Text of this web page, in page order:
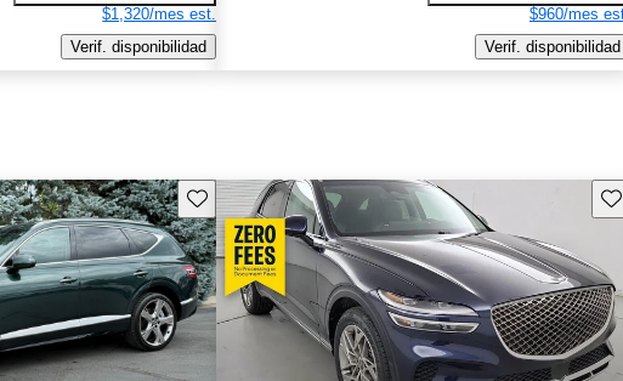
$1,320/mes est.
Verif. disponibilidad
$960/mes
Verif. disponibilidad
Guarda este Aviso